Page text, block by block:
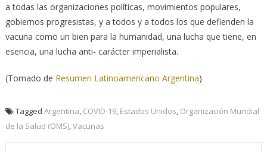
a todas las organizaciones políticas, movimientos populares,
gobiernos progresistas, y a todos y a todos los que defienden la
vacuna como un bien para la humanidad, una lucha que tiene, en
esencia, una lucha anti- carácter imperialista.
(Tomado de Resumen Latinoamericano Argentina)
Tagged Argentina COVID-19, Estados Unidos Organización Mundial
de la Salud (OMS), Vacunas